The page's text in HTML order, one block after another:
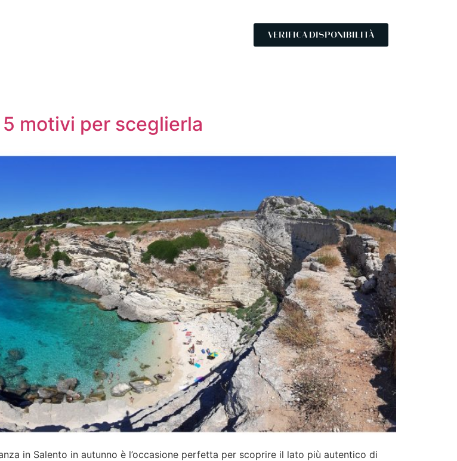
VERIFICA DISPONIBILITÀ
5 motivi per sceglierla
in Salento in autunno è l’occasione perfetta per scoprire il lato più autentico di